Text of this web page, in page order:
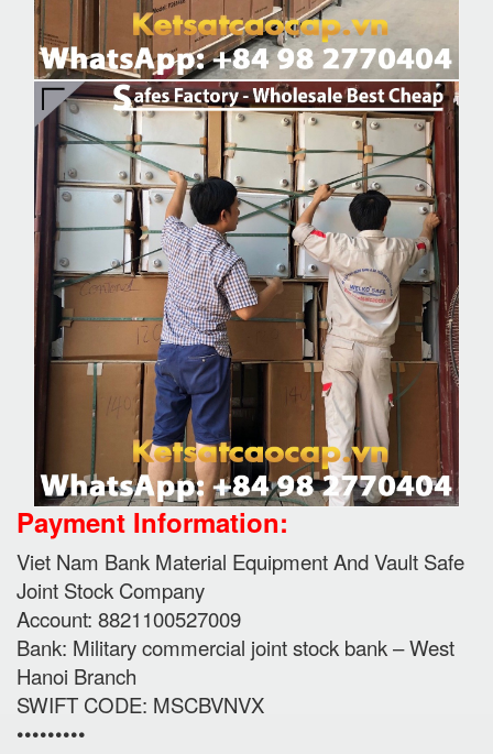
Payment Information:
Viet Nam Bank Material Equipment And Vault Safe
Joint Stock Company
Account: 8821100527009
Bank: Military commercial joint stock bank – West
Hanoi Branch
SWIFT CODE: MSCBVNVX
•••••••••